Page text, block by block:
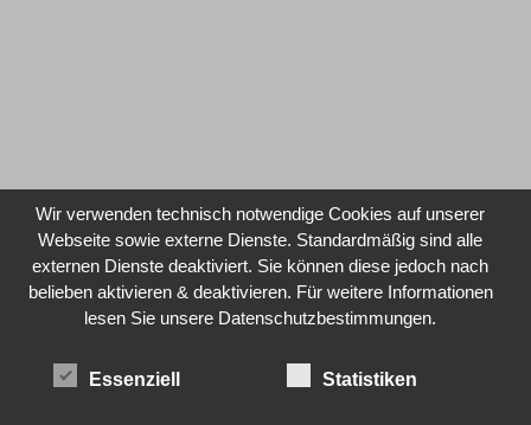
Wir verwenden technisch notwendige Cookies auf unserer
Webseite sowie externe Dienste. Standardmäßig sind alle
externen Dienste deaktiviert. Sie können diese jedoch nach
belieben aktivieren & deaktivieren. Für weitere Informationen
lesen Sie unsere Datenschutzbestimmungen.
Essenziell Statistiken